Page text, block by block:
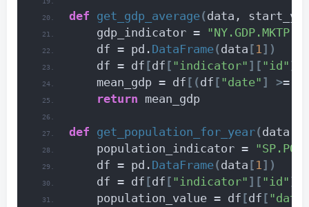
def get_gdp_average(data,
    gdp_indicator =
    df = pd.
DataFrame(data [ 1])
    df = df
[df [ "indicator" ][ "id" ]
    mean_gdp = df
[(df [ "date" ] >=
return mean_gdp
def get_population_for_year(data,
    population_indicator =
    df = pd.
DataFrame(data [ 1])
    df = df
[df [ "indicator" ][ "id" ]
    population_value = df
[df [